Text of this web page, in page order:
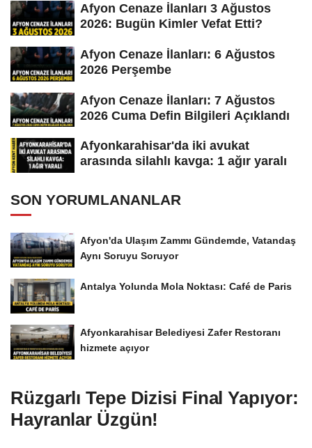
Afyon Cenaze İlanları 3 Ağustos
2026: Bugün Kimler Vefat Etti?
Afyon Cenaze İlanları: 6 Ağustos
2026 Perşembe
Afyon Cenaze İlanları: 7 Ağustos
2026 Cuma Defin Bilgileri Açıklandı
Afyonkarahisar'da iki avukat
arasında silahlı kavga: 1 ağır yaralı
SON YORUMLANANLAR
Afyon'da Ulaşım Zammı Gündemde, Vatandaş
Aynı Soruyu Soruyor
Antalya Yolunda Mola Noktası: Café de Paris
Afyonkarahisar Belediyesi Zafer Restoranı
hizmete açıyor
Rüzgarlı Tepe Dizisi Final Yapıyor:
Hayranlar Üzgün!